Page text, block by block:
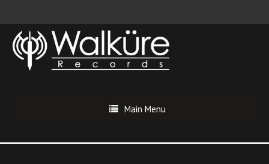
Main Menu